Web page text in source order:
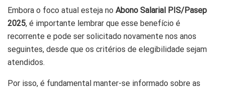
Embora o foco atual esteja no Abono Salarial PIS/Pasep
2025, é importante lembrar que esse benefício é
recorrente e pode ser solicitado novamente nos anos
seguintes, desde que os critérios de elegibilidade sejam
atendidos.
Por isso, é fundamental manter-se informado sobre as